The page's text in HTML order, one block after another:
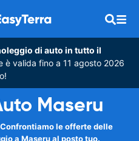
di auto in tutto il
è valida fino a 11 agosto 2026
Maseru
le offerte delle
a Maseru al posto tuo.